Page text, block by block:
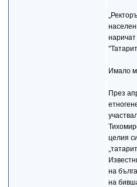
наричат
Имало
През
целия
на
на